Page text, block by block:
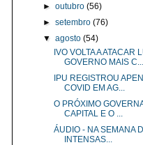
►outubro(56)
►setembro(76)
▼agosto(54)
IVO VOLTA A ATACAR
GOVERNO MAIS C...
IPU REGISTROU
COVID EM AG...
O PRÓXIMO
CAPITAL E O ...
ÁUDIO - NA SEMANA
INTENSAS...